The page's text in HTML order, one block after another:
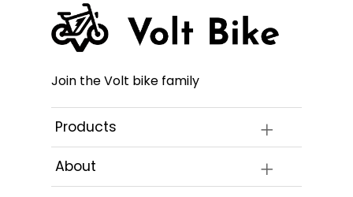
Join the Volt bike family
Products
About